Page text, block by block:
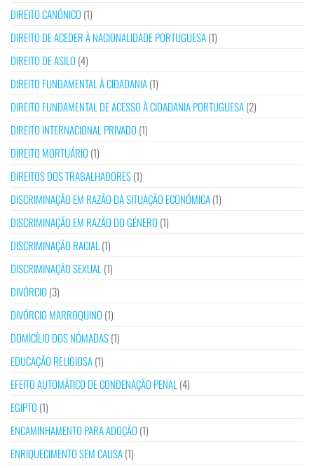
DIREITO CANÓNICO (1)
DIREITO DE ACEDER À NACIONALIDADE PORTUGUESA(1)
DIREITO DE ASILO (4)
DIREITO FUNDAMENTAL À CIDADANIA(1)
DIREITO FUNDAMENTAL DE ACESSO À CIDADANIA PORTUGUESA(2)
DIREITO INTERNACIONAL PRIVADO (1)
DIREITO MORTUÁRIO (1)
DIREITOS DOS TRABALHADORES(1)
DISCRIMINAÇÃO EM RAZÃO DA SITUAÇÃO ECONÓMICA(1)
DISCRIMINAÇÃO EM RAZÃO DO GÉNERO (1)
DISCRIMINAÇÃO RACIAL (1)
DISCRIMINAÇÃO SEXUAL (1)
DIVÓRCIO (3)
DIVÓRCIO MARROQUINO (1)
DOMICÍLIO DOS NÓMADAS(1)
EDUCAÇÃO RELIGIOSA(1)
EFEITO AUTOMÁTICO DE CONDENAÇÃO PENAL (4)
EGIPTO (1)
ENCAMINHAMENTO PARA ADOÇÃO (1)
ENRIQUECIMENTO SEM CAUSA(1)